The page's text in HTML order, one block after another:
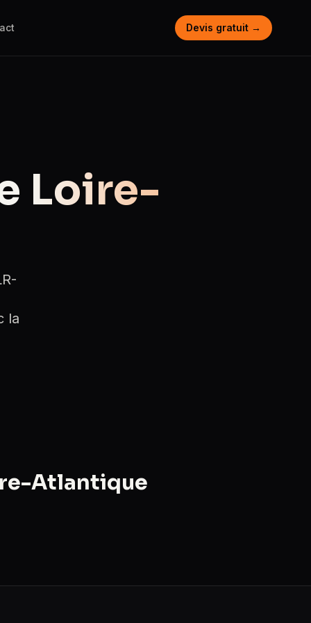
Devis gratuit →
Loire-
la
Atlantique